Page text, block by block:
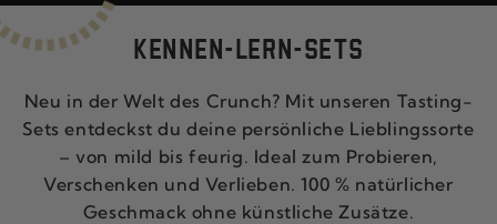
KENNEN-LERN-SETS
Neu in der Welt des Crunch? Mit unseren Tasting-
Sets entdeckst du deine persönliche Lieblingssorte
– von mild bis feurig. Ideal zum Probieren,
Verschenken und Verlieben. 100 % natürlicher
Geschmack ohne künstliche Zusätze.